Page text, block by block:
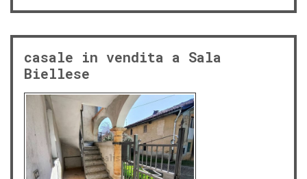
casale in vendita a Sala
Biellese